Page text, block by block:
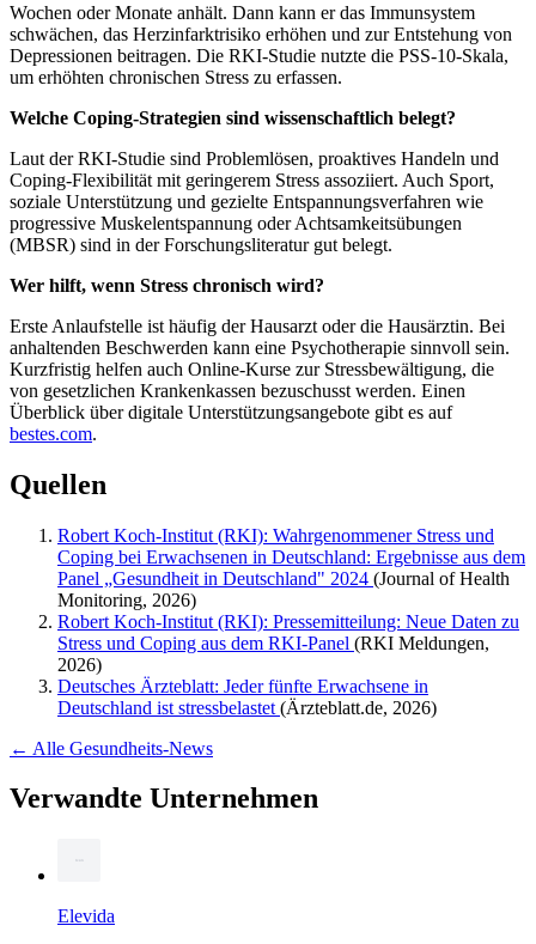
Wochen oder Monate anhält. Dann kann er das Immunsystem
schwächen, das Herzinfarktrisiko erhöhen und zur Entstehung von
Depressionen beitragen. Die RKI-Studie nutzte die PSS-10-Skala,
um erhöhten chronischen Stress zu erfassen.
Welche Coping-Strategien sind wissenschaftlich belegt?
Laut der RKI-Studie sind Problemlösen, proaktives Handeln und
Coping-Flexibilität mit geringerem Stress assoziiert. Auch Sport,
soziale Unterstützung und gezielte Entspannungsverfahren wie
progressive Muskelentspannung oder Achtsamkeitsübungen
(MBSR) sind in der Forschungsliteratur gut belegt.
Wer hilft, wenn Stress chronisch wird?
Erste Anlaufstelle ist häufig der Hausarzt oder die Hausärztin. Bei
anhaltenden Beschwerden kann eine Psychotherapie sinnvoll sein.
Kurzfristig helfen auch Online-Kurse zur Stressbewältigung, die
von gesetzlichen Krankenkassen bezuschusst werden. Einen
Überblick über digitale Unterstützungsangebote gibt es auf
bestes.com.
Quellen
Robert Koch-Institut (RKI): Wahrgenommener Stress und
Coping bei Erwachsenen in Deutschland: Ergebnisse aus dem
Panel „Gesundheit in Deutschland" 2024 (Journal of Health
Monitoring, 2026)
Robert Koch-Institut (RKI): Pressemitteilung: Neue Daten zu
Stress und Coping aus dem RKI-Panel (RKI Meldungen,
2026)
Deutsches Ärzteblatt: Jeder fünfte Erwachsene in
Deutschland ist stressbelastet (Ärzteblatt.de, 2026)
← Alle Gesundheits-News
Verwandte Unternehmen
Elevida